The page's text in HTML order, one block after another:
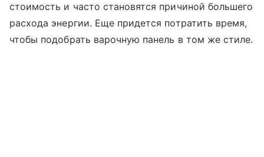
стоимость и часто становятся причиной большего
расхода энергии. Еще придется потратить время,
чтобы подобрать варочную панель в том же стиле.